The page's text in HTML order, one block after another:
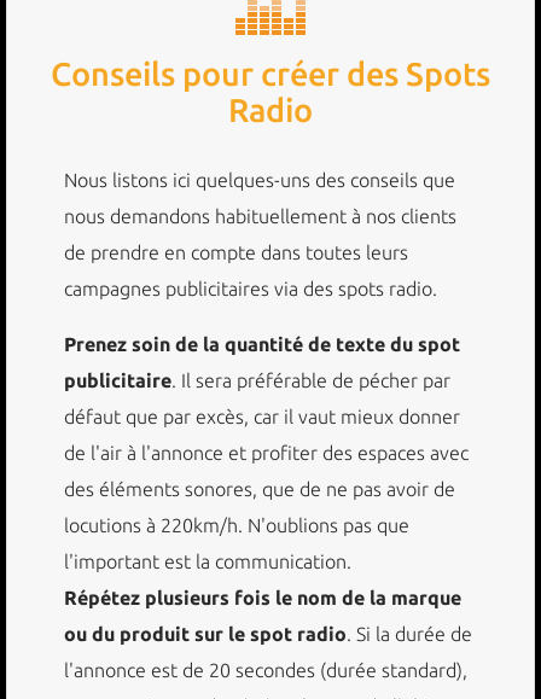
Conseils pour créer des Spots
Radio
Nous listons ici quelques-uns des conseils que
nous demandons habituellement à nos clients
de prendre en compte dans toutes leurs
campagnes publicitaires via des spots radio.
Prenez soin de la quantité de texte du spot
publicitaire. Il sera préférable de pécher par
défaut que par excès, car il vaut mieux donner
de l'air à l'annonce et profiter des espaces avec
des éléments sonores, que de ne pas avoir de
locutions à 220km/h. N'oublions pas que
l'important est la communication.
Répétez plusieurs fois le nom de la marque
ou du produit sur le spot radio. Si la durée de
l'annonce est de 20 secondes (durée standard),